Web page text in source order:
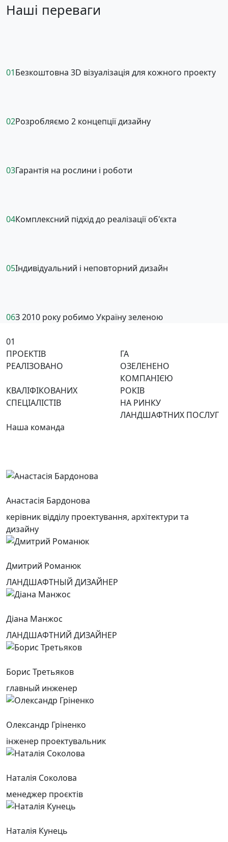
Наші переваги
01Безкоштовна 3D візуалізація для кожного проекту
02Розробляємо 2 концепції дизайну
03Гарантія на рослини і роботи
04Комплексний підхід до реалізації об'єкта
05Індивідуальний і неповторний дизайн
06З 2010 року робимо Україну зеленою
01
ПРОЕКТІВ
РЕАЛІЗОВАНО
ГА
ОЗЕЛЕНЕНО
КОМПАНІЄЮ
КВАЛІФІКОВАНИХ
СПЕЦІАЛІСТІВ
РОКІВ
НА РИНКУ
ЛАНДШАФТНИХ ПОСЛУГ
Наша команда
Анастасія Бардонова
керівник відділу проектування, архітектури та
дизайну
Дмитрий Романюк
ЛАНДШАФТНЫЙ ДИЗАЙНЕР
Діана Манжос
ЛАНДШАФТНИЙ ДИЗАЙНЕР
Борис Третьяков
главный инженер
Олександр Гріненко
інженер проектувальник
Наталія Соколова
менеджер проєктів
Наталія Кунець